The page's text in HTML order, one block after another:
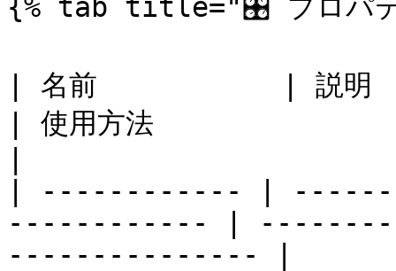
{% tab title="🎛️ プロパ
| 名前           | 説明
| 使用方法
| ------------ |
------------ |
--------------- |